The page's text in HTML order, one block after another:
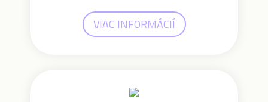
VIAC INFORMÁCIÍ